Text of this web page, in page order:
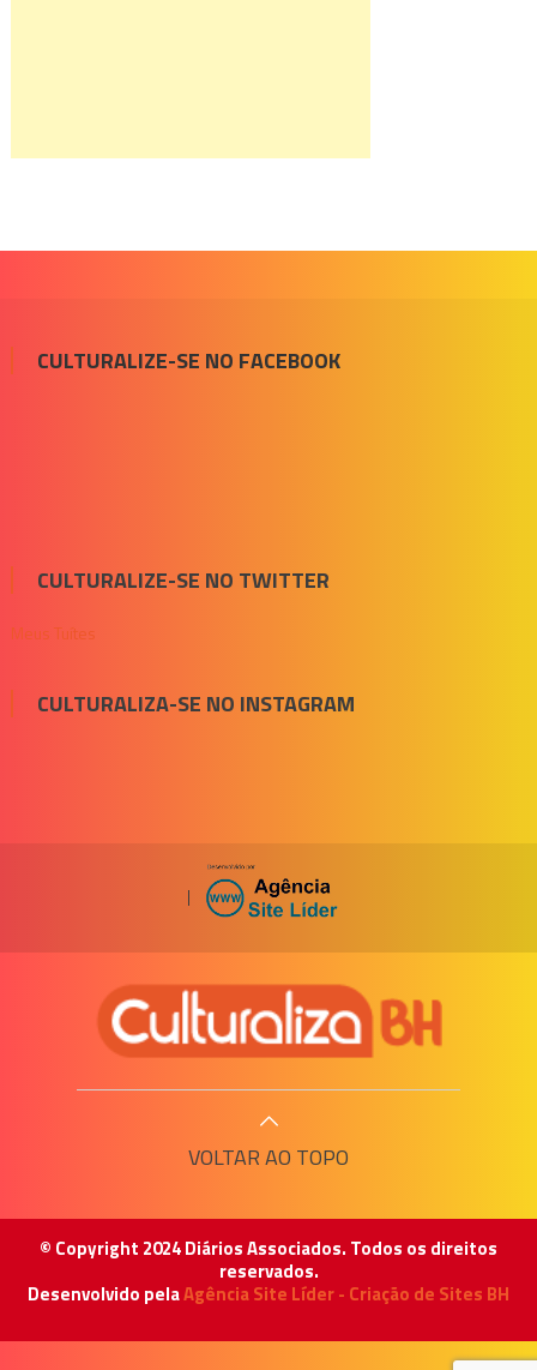
CULTURALIZE-SE NO FACEBOOK
CULTURALIZE-SE NO TWITTER
Meus Tuítes
CULTURALIZA-SE NO INSTAGRAM
|
VOLTAR AO TOPO
© Copyright 2024 Diários Associados. Todos os direitos
reservados.
Desenvolvido pelaAgência Site Líder - Criação de Sites BH